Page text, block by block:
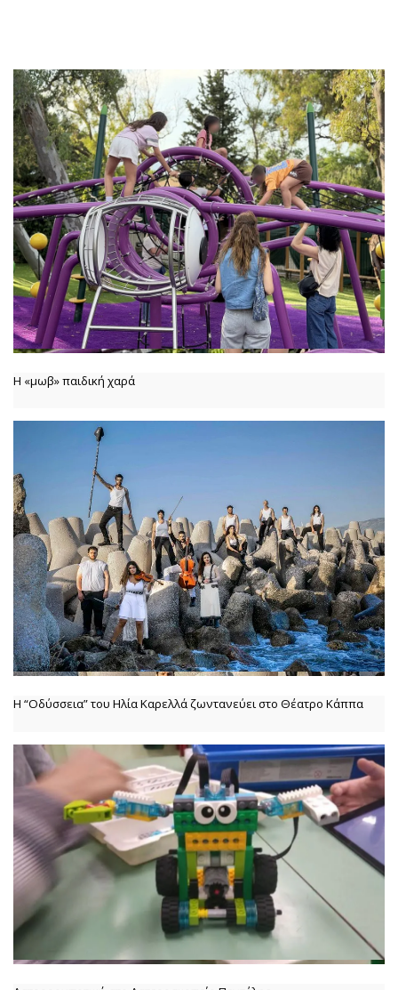
Η «μωβ» παιδική χαρά
Η “Οδύσσεια” του Ηλία Καρελλά ζωντανεύει στο Θέατρο Κάππα